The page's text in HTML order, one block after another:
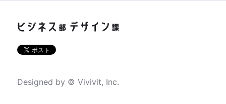
Designed by © Vivivit, Inc.